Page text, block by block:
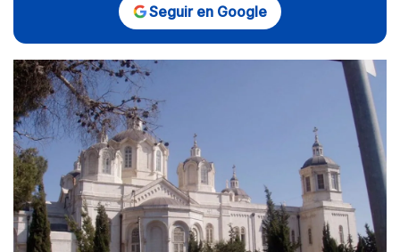
Seguir en Google